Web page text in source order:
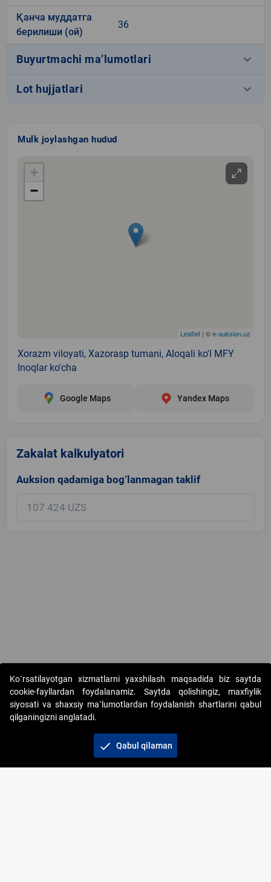
Қанча муддатга
берилиши (ой)
36
Buyurtmachi ma’lumotlari keyboard_arrow_down
Lot hujjatlari keyboard_arrow_down
Mulk joylashgan hudud
+
−
Leaflet | ©e-auksion.uz
Xorazm viloyati, Xazorasp tumani, Aloqali ko'l MFY
Inoqlar ko'cha
Google Maps Yandex Maps
Zakalat kalkulyatori
Auksion qadamiga bog‘lanmagan taklif
Copyright © 2017-2026. "Elektron onlayn-auksionlarni tashkil etish"
AJ. Barcha huquqlar himoyalangan
+998 71 202-21-11
Ko`rsatilayotgan xizmatlarni yaxshilash maqsadida biz saytda
cookie-fayllardan foydalanamiz. Saytda qolishingiz, maxfiylik
siyosati va shaxsiy ma`lumotlardan foydalanish shartlarini qabul
qilganingizni anglatadi.
check Qabul qilaman